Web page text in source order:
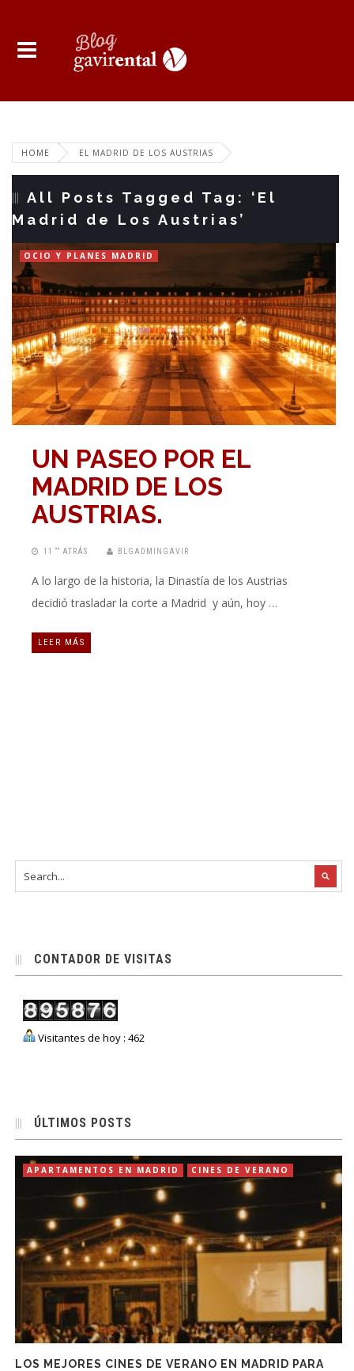
HOME EL MADRID DE LOS AUSTRIAS
All Posts Tagged Tag: ‘El
Madrid de Los Austrias’
OCIO Y PLANES MADRID
UN PASEO POR EL
MADRID DE LOS
AUSTRIAS.
11 “” ATRÁS BLGADMINGAVIR
A lo largo de la historia, la Dinastía de los Austrias
decidió trasladar la corte a Madrid y aún, hoy …
LEER MÁS
CONTADOR DE VISITAS
Visitantes de hoy : 462
ÚLTIMOS POSTS
APARTAMENTOS EN MADRID CINES DE VERANO
LOS MEJORES CINES DE VERANO EN MADRID PARA